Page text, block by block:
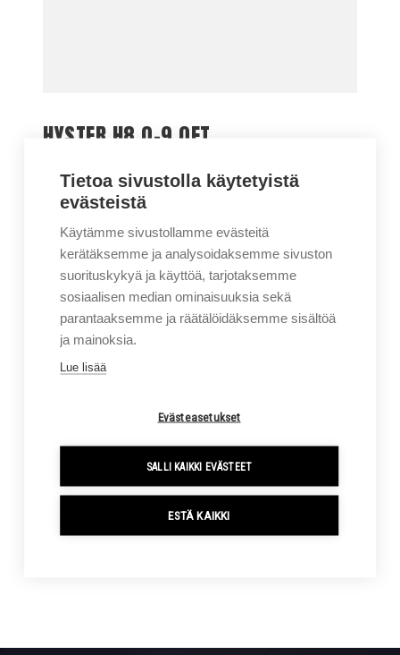
HYSTER H8.0-9.0FT
HYSTER H2.0-3.5FT
Tietoa sivustolla käytetyistä
evästeistä
Käytämme sivustollamme evästeitä
kerätäksemme ja analysoidaksemme sivuston
suorituskykyä ja käyttöä, tarjotaksemme
sosiaalisen median ominaisuuksia sekä
parantaaksemme ja räätälöidäksemme sisältöä
ja mainoksia.
Lue lisää
Evästeasetukset
SALLI KAIKKI EVÄSTEET
ESTÄ KAIKKI